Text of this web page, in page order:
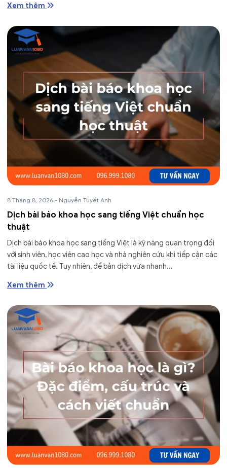
Xem thêm
8 Tháng 8, 2026 - Nguyễn Tuyết Anh
Dịch bài báo khoa học sang tiếng Việt chuẩn học
thuật
Dịch bài báo khoa học sang tiếng Việt là kỹ năng quan trọng đối
với sinh viên, học viên cao học và nhà nghiên cứu khi tiếp cận các
tài liệu quốc tế. Tuy nhiên, để bản dịch vừa nhanh...
Xem thêm